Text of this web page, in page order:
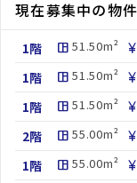
現在募集中の物件
1階 space_dashboard 51.50m² currency_yen
1階
space_dashboard 51.50m² currency_yen
1階
space_dashboard 51.50m² currency_yen
2階
space_dashboard 55.00m² currency_yen
1階
space_dashboard 55.00m² currency_yen